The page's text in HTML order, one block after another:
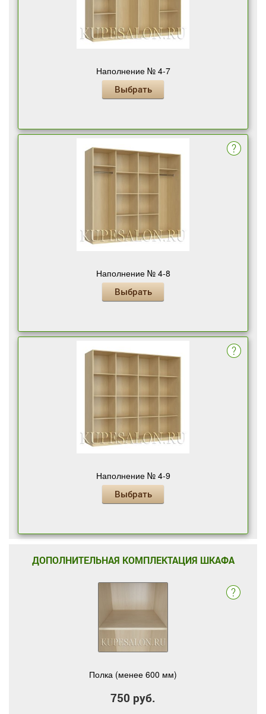
Наполнение № 4-7
Выбрать
Наполнение № 4-8
Выбрать
Наполнение № 4-9
Выбрать
ДОПОЛНИТЕЛЬНАЯ КОМПЛЕКТАЦИЯ ШКАФА
Полка (менее 600 мм)
750 руб.